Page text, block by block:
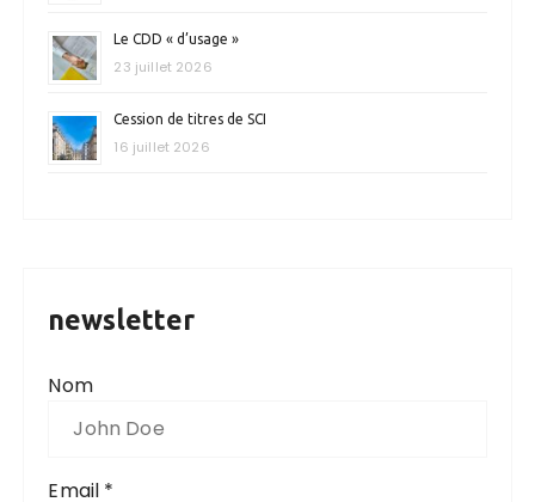
Le CDD « d’usage »
23 juillet 2026
Cession de titres de SCI
16 juillet 2026
newsletter
Nom
Email *